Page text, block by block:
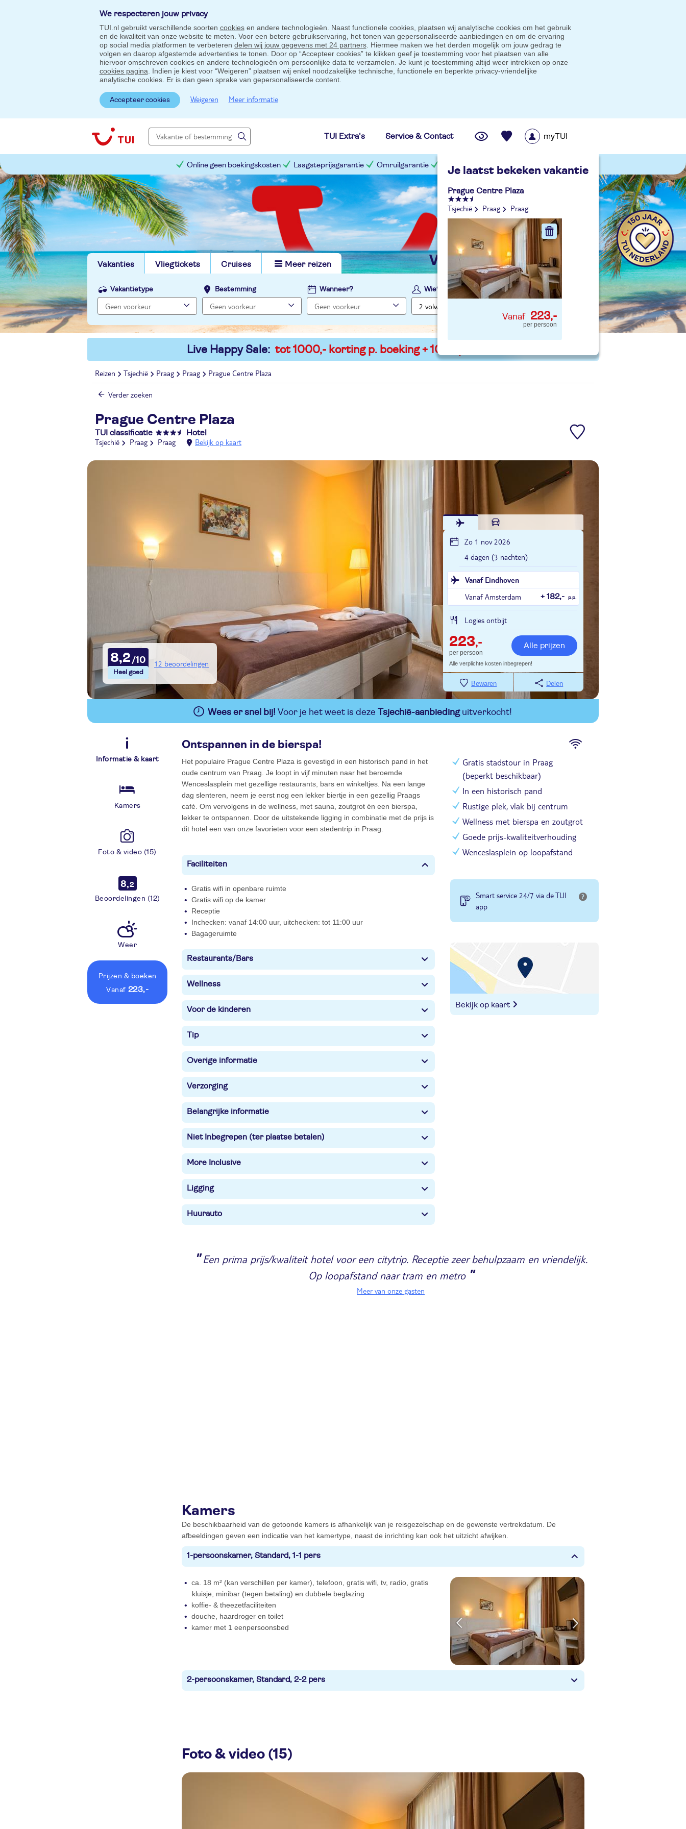
We respecteren jouw privacy
TUI.nl gebruikt verschillende soorten cookiesen andere technologieën. Naast functionele cookies, plaatsen wij analytische cookies om het gebruik
en de kwaliteit van onze website te meten. Voor een betere gebruikservaring, het tonen van gepersonaliseerde aanbiedingen en om de ervaring
op social media platformen te verbeteren delen wij jouw gegevens met 24 partners. Hiermee maken we het derden mogelijk om jouw gedrag te
volgen en daarop afgestemde advertenties te tonen. Door op “Accepteer cookies” te klikken geef je toestemming voor het plaatsen van alle
hiervoor omschreven cookies en andere technologieën om persoonlijke data te verzamelen. Je kunt je toestemming altijd weer intrekken op onze
cookies pagina . Indien je kiest voor “Weigeren” plaatsen wij enkel noodzakelijke technische, functionele en beperkte privacy-vriendelijke
analytische cookies. Er is dan geen sprake van gepersonaliseerde content.
Accepteer cookies Weigeren Meer informatie
TUI Extra's Service & Contact
Je laatst bekeken vakantie
Prague Centre Plaza
Tsjechië Praag Praag
223,-
per persoon
myTUI
Online geen boekingskosten Laagsteprijsgarantie Omruilgarantie Slimme prijsgarantie
Vakanties Vliegtickets Cruises Meer reizen vind jouw ideale vakantie
Vakantietype Bestemming Wanneer? Wie?
Live Happy Sale: tot 1000,- korting p. boeking + 100,- p. kind
Reizen Tsjechië Praag Praag Prague Centre Plaza
Verder zoeken
Prague Centre Plaza
TUI classificatie Hotel
Tsjechië Praag Praag Bekijk op kaart
8,2 12 beoordelingen
Zo 1 nov 2026
4 dagen (3 nachten)
Vanaf Eindhoven
Vanaf Amsterdam
+ 182,- p.p.
Logies ontbijt
223,-
per persoon
Alle prijzen
Alle verplichte kosten inbegrepen!
Bewaren Delen
Wees er snel bij! Voor je het weet is deze Tsjechië-aanbiedinguitverkocht!
Informatie & kaart
Kamers
Foto & video (15)
8,2
Beoordelingen (12)
Weer
Prijzen & boeken
vanaf 223,-
Ontspannen in de bierspa!
Het populaire Prague Centre Plaza is gevestigd in een historisch pand in het
oude centrum van Praag. Je loopt in vijf minuten naar het beroemde
Wenceslasplein met gezellige restaurants, bars en winkeltjes. Na een lange
dag slenteren, neem je eerst nog een lekker biertje in een gezellig Praags
café. Om vervolgens in de wellness, met sauna, zoutgrot én een bierspa,
lekker te ontspannen. Door de uitstekende ligging in combinatie met de prijs is
dit hotel een van onze favorieten voor een stedentrip in Praag.
Faciliteiten
Gratis wifi in openbare ruimte
Gratis wifi op de kamer
Receptie
Inchecken: vanaf 14:00 uur, uitchecken: tot 11:00 uur
Bagageruimte
Restaurants/Bars
Wellness
Voor de kinderen
Tip
Overige informatie
Verzorging
Belangrijke informatie
Niet Inbegrepen (ter plaatse betalen)
More Inclusive
Ligging
Huurauto
Gratis stadstour in Praag
(beperkt beschikbaar)
In een historisch pand
Rustige plek, vlak bij centrum
Wellness met bierspa en zoutgrot
Goede prijs-kwaliteitverhouding
Wenceslasplein op loopafstand
Smart service 24/7 via de TUI
app
Bekijk op kaart
" Een prima prijs/kwaliteit hotel voor een citytrip. Receptie zeer behulpzaam en vriendelijk.
Op loopafstand naar tram en metro "
Meer van onze gasten
Kamers
De beschikbaarheid van de getoonde kamers is afhankelijk van je reisgezelschap en de gewenste vertrekdatum. De
afbeeldingen geven een indicatie van het kamertype, naast de inrichting kan ook het uitzicht afwijken.
1-persoonskamer, Standard, 1-1 pers
ca. 18 m² (kan verschillen per kamer), telefoon, gratis wifi, tv, radio, gratis
kluisje, minibar (tegen betaling) en dubbele beglazing
koffie- & theezetfaciliteiten
douche, haardroger en toilet
kamer met 1 eenpersoonsbed
2-persoonskamer, Standard, 2-2 pers
Foto & video (15)